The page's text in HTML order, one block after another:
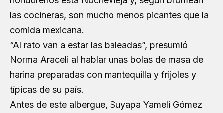
las cocineras, son mucho menos picantes que la
comida mexicana.
“Al rato van a estar las baleadas”, presumió
Norma Araceli al hablar unas bolas de masa de
harina preparadas con mantequilla y frijoles y
típicas de su país.
Antes de este albergue, Suyapa Yameli Gómez